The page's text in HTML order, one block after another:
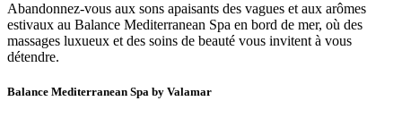
Abandonnez-vous aux sons apaisants des vagues et aux arômes
estivaux au Balance Mediterranean Spa en bord de mer, où des
massages luxueux et des soins de beauté vous invitent à vous
détendre.
Balance Mediterranean Spa by Valamar